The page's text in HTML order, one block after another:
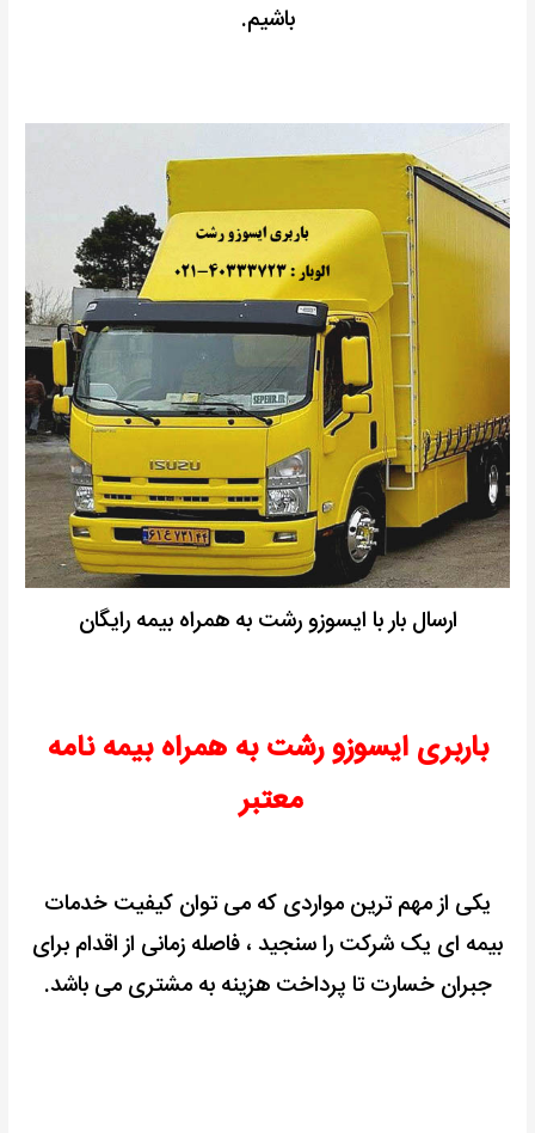
باشیم.
ارسال بار با ایسوزو رشت به همراه بیمه رایگان
باربری ایسوزو رشت به همراه بیمه نامه
معتبر
یکی از مهم ترین مواردی که می توان کیفیت خدمات
بیمه ای یک شرکت را سنجید ، فاصله زمانی از اقدام برای
جبران خسارت تا پرداخت هزینه به مشتری می باشد.